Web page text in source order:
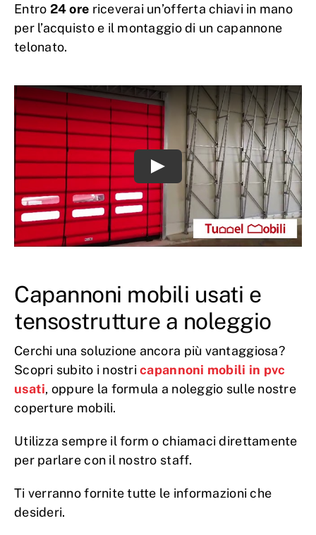
Entro 24 ore riceverai un’offerta chiavi in mano
per l’acquisto e il montaggio di un capannone
telonato.
Capannoni mobili usati e
tensostrutture a noleggio
Cerchi una soluzione ancora più vantaggiosa?
Scopri subito i nostricapannoni mobili in pvc
usati, oppure la formula a noleggio sulle nostre
coperture mobili.
Utilizza sempre il form o chiamaci direttamente
per parlare con il nostro staff.
Ti verranno fornite tutte le informazioni che
desideri.